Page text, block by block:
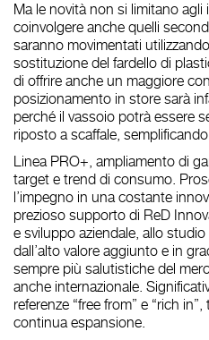
Ma le novità non si limitano agli
coinvolgere anche quelli
saranno movimentati utilizzando
sostituzione del fardello di
di offrire anche un maggiore
posizionamento in store sarà
perché il vassoio potrà essere
riposto a scaffale,
Linea PRO+, ampliamento di
target e trend di consumo.
l’impegno in una costante
prezioso supporto di ReD
e sviluppo aziendale, allo
dall’alto valore aggiunto e in
sempre più salutistiche del
anche internazionale.
referenze “free from” e “rich
continua espansione.